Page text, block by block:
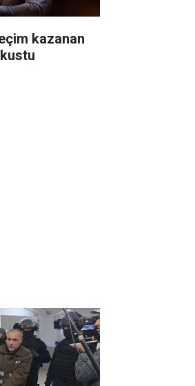
kazanan